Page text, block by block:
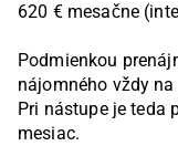
620 € mesačne
Podmienkou
nájomného vždy
Pri nástupe je teda
mesiac.